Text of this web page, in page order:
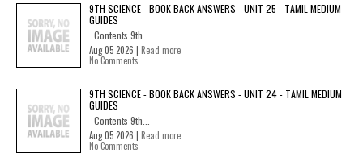
9TH SCIENCE - BOOK BACK ANSWERS - UNIT 25 - TAMIL MEDIUM
GUIDES
Contents 9th...
Aug 05 2026 | Read more
No Comments
9TH SCIENCE - BOOK BACK ANSWERS - UNIT 24 - TAMIL MEDIUM
GUIDES
Contents 9th...
Aug 05 2026 | Read more
No Comments